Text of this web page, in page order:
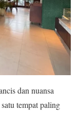
dan nuansa
tempat paling